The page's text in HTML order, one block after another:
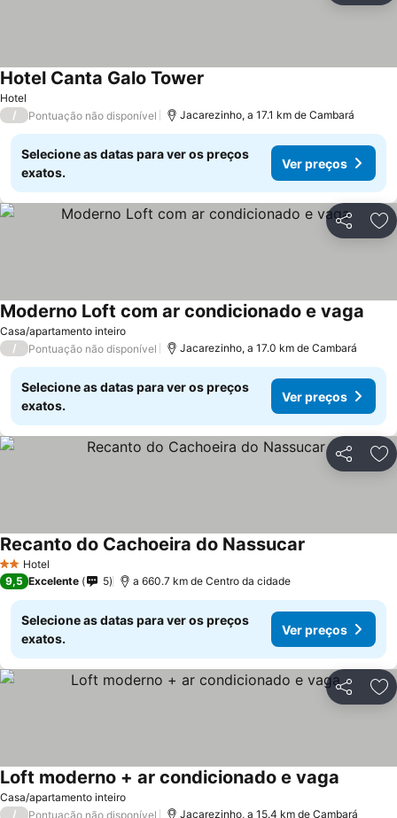
Hotel
Hotel Canta Galo Tower
/ Pontuação não disponível Jacarezinho, a 17.1 km de Cambará
Selecione as datas para ver os preços
exatos.
Ver preços
Partilhar
Casa/apartamento inteiro
Moderno Loft com ar condicionado e vaga
/ Pontuação não disponível Jacarezinho, a 17.0 km de Cambará
Selecione as datas para ver os preços
exatos.
Ver preços
Partilhar
2 Estrelas
Hotel
Recanto do Cachoeira do Nassucar
9,5 Excelente 5 a 660.7 km de Centro da cidade
Selecione as datas para ver os preços
exatos.
Ver preços
Partilhar
Casa/apartamento inteiro
Loft moderno + ar condicionado e vaga
/ Pontuação não disponível Jacarezinho, a 15.4 km de Cambará